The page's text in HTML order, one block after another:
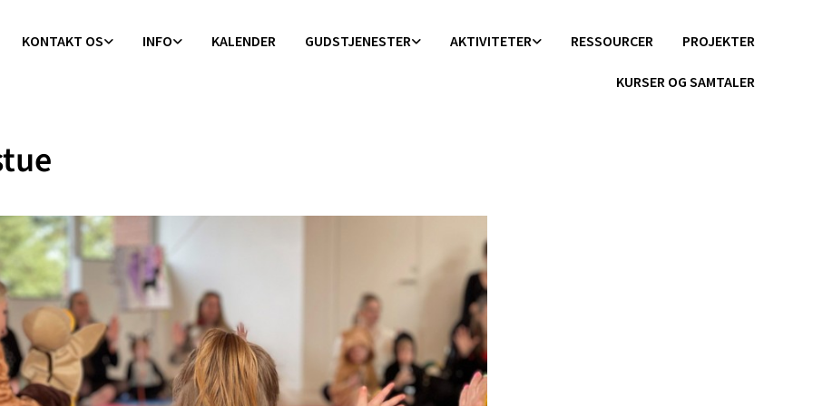
KONTAKT OS INFO KALENDER GUDSTJENESTER AKTIVITETER RESSOURCER PROJEKTER
KURSER OG SAMTALER